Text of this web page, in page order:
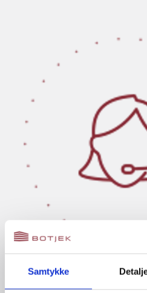
SamtykkeBestil online
Udfyld vores kontaktformular,